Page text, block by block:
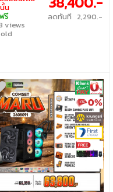
น (เงื่อนไขเป็นไปตามที่กำหนด) • ผ่อน
ๆ 0% นาน 10 เดือน ทุกเซ็ต • บริการ
ละตรวจเช็คอาการ ฟรี! ได้ที่เจไอบีกว่า 140
ทั่วประเทศ
น
รี
views
ลดทันที 2,290.-